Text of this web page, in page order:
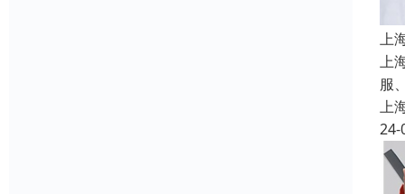
上
上
服
上
24-